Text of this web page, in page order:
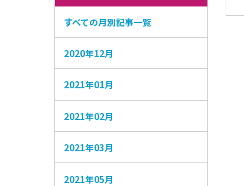
すべての月別記事一覧
2020年12月
2021年01月
2021年02月
2021年03月
2021年05月